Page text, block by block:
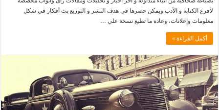
لأفرع الكتابة و الأدب ويمكن حصرها في هدف النشر و التوزيع بث أفكار في شكل
معلومات وإعلانات، وعادة ما تطبع نسخة علي …
أكمل القراءة »